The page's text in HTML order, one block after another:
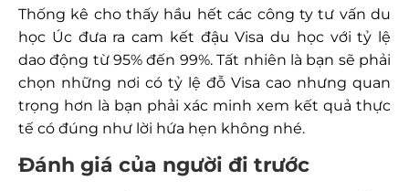
Thống kê cho thấy hầu hết các công ty tư vấn du
học Úc đưa ra cam kết đậu Visa du học với tỷ lệ
dao động từ 95% đến 99%. Tất nhiên là bạn sẽ phải
chọn những nơi có tỷ lệ đỗ Visa cao nhưng quan
trọng hơn là bạn phải xác minh xem kết quả thực
tế có đúng như lời hứa hẹn không nhé.
Đánh giá của người đi trước